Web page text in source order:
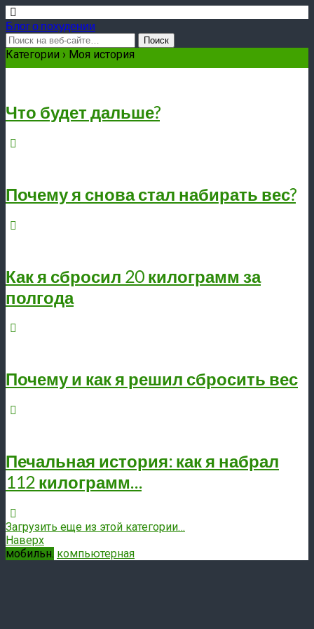
Блог о похудении
Категории › Моя история
Что будет дальше?
Почему я снова стал набирать вес?
Как я сбросил 20 килограмм за
полгода
Почему и как я решил сбросить вес
Печальная история: как я набрал
112 килограмм…
Загрузить еще из этой категории…
Наверх
мобильн. компьютерная